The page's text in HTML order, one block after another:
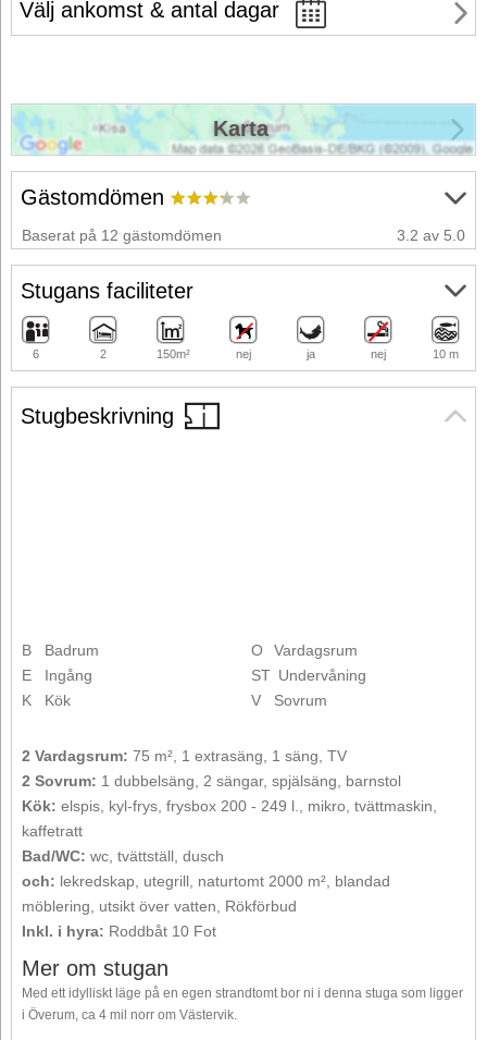
Välj ankomst & antal dagar
Stugbeskrivning
B
Badrum
E
Ingång
K
Kök
O
Vardagsrum
ST Undervåning
V
Sovrum
2 Vardagsrum: 75 m², 1 extrasäng, 1 säng, TV
2 Sovrum: 1 dubbelsäng, 2 sängar, spjälsäng, barnstol
Kök: elspis, kyl-frys, frysbox 200 - 249 l., mikro, tvättmaskin,
kaffetratt
Bad/WC: wc, tvättställ, dusch
och: lekredskap, utegrill, naturtomt 2000 m², blandad
möblering, utsikt över vatten, Rökförbud
Inkl. i hyra: Roddbåt 10 Fot
Mer om stugan
Med ett idylliskt läge på en egen strandtomt bor ni i denna stuga som ligger
i Överum, ca 4 mil norr om Västervik.
Gästomdömen
Baserat på 12 gästomdömen 3.2 av 5.0
Stugans faciliteter
6 2 150m² nej ja nej 10 m
Karta